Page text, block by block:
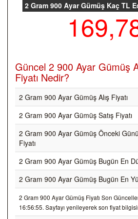
2 Gram 900 Ayar Gümüş Kaç TL
Güncel 2 900 Ayar Gümüş
Fiyatı Nedir?
2 Gram 900 Ayar Gümüş Alış Fiyatı
2 Gram 900 Ayar Gümüş Satış Fiyatı
2 Gram 900 Ayar Gümüş Önceki
Fiyatı
2 Gram 900 Ayar Gümüş Bugün En
2 Gram 900 Ayar Gümüş Bugün En
2 Gram 900 Ayar Gümüş Fiyatı Son
16:56:55. Sayfayı yenileyerek son fiyat